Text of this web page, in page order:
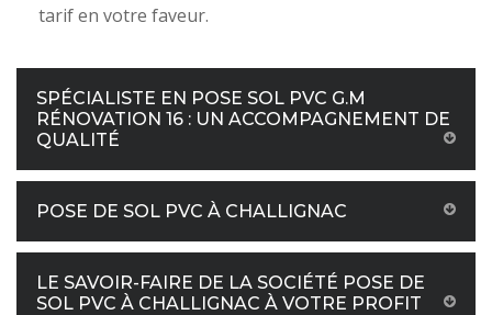
tarif en votre faveur.
SPÉCIALISTE EN POSE SOL PVC G.M
RÉNOVATION 16 : UN ACCOMPAGNEMENT DE
QUALITÉ
POSE DE SOL PVC À CHALLIGNAC
LE SAVOIR-FAIRE DE LA SOCIÉTÉ POSE DE
SOL PVC À CHALLIGNAC À VOTRE PROFIT